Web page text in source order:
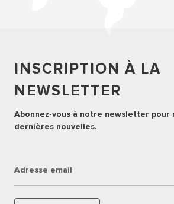
INSCRIPTION À LA
NEWSLETTER
Abonnez-vous à notre newsletter pour
dernières nouvelles.
Adresse email